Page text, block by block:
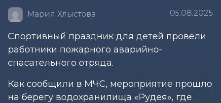
Мария Хлыстова 05.08.2025
Спортивный праздник для детей провели
работники пожарного аварийно-
спасательного отряда.
Как сообщили в МЧС, мероприятие прошло
на берегу водохранилища «Рудея», где